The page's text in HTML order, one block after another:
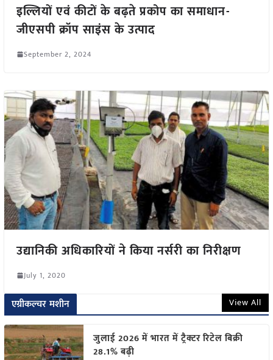
इल्लियों एवं कीटों के बढ़ते प्रकोप का समाधान-
जीएसपी क्रॉप साइंस के उत्पाद
September 2, 2024
उद्यानिकी अधिकारियों ने किया नर्सरी का निरीक्षण
July 1, 2020
एग्रीकल्चर मशीन View All
जुलाई 2026 में भारत में ट्रैक्टर रिटेल बिक्री
28.1% बढ़ी